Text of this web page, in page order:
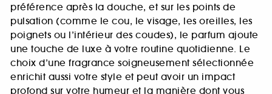
préférence après la douche, et sur les points de
pulsation (comme le cou, le visage, les oreilles, les
poignets ou l’intérieur des coudes), le parfum ajoute
une touche de luxe à votre routine quotidienne. Le
choix d’une fragrance soigneusement sélectionnée
enrichit aussi votre style et peut avoir un impact
profond sur votre humeur et la manière dont vous